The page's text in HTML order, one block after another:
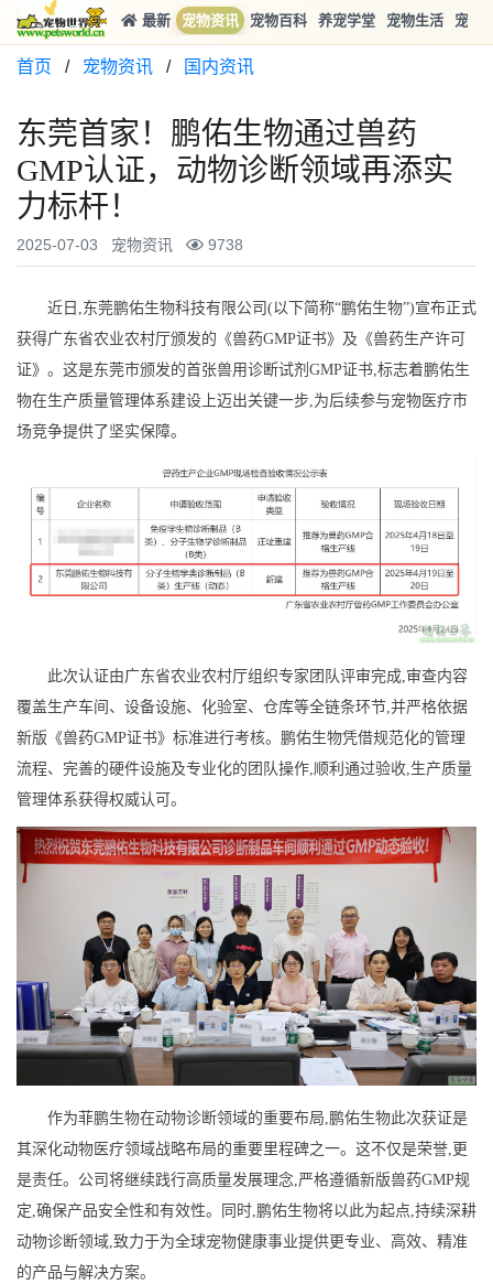
最新 宠物资讯 宠物百科 养宠学堂 宠物生活 宠物
首页 / 宠物资讯 / 国内资讯
东莞首家！鹏佑生物通过兽药
GMP认证，动物诊断领域再添实
力标杆！
2025-07-03 宠物资讯 9738
近日,东莞鹏佑生物科技有限公司(以下简称“鹏佑生物”)宣布正式
获得广东省农业农村厅颁发的《兽药GMP证书》及《兽药生产许可
证》。这是东莞市颁发的首张兽用诊断试剂GMP证书,标志着鹏佑生
物在生产质量管理体系建设上迈出关键一步,为后续参与宠物医疗市
场竞争提供了坚实保障。
此次认证由广东省农业农村厅组织专家团队评审完成,审查内容
覆盖生产车间、设备设施、化验室、仓库等全链条环节,并严格依据
新版《兽药GMP证书》标准进行考核。鹏佑生物凭借规范化的管理
流程、完善的硬件设施及专业化的团队操作,顺利通过验收,生产质量
管理体系获得权威认可。
作为菲鹏生物在动物诊断领域的重要布局,鹏佑生物此次获证是
其深化动物医疗领域战略布局的重要里程碑之一。这不仅是荣誉,更
是责任。公司将继续践行高质量发展理念,严格遵循新版兽药GMP规
定,确保产品安全性和有效性。同时,鹏佑生物将以此为起点,持续深耕
动物诊断领域,致力于为全球宠物健康事业提供更专业、高效、精准
的产品与解决方案。